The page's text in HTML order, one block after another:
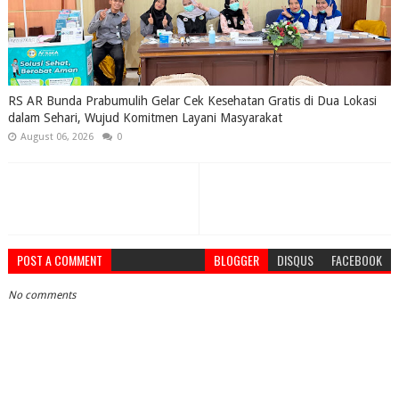
RS AR Bunda Prabumulih Gelar Cek Kesehatan Gratis di Dua Lokasi
dalam Sehari, Wujud Komitmen Layani Masyarakat
August 06, 2026 0
POST A COMMENT BLOGGER DISQUS FACEBOOK
No comments